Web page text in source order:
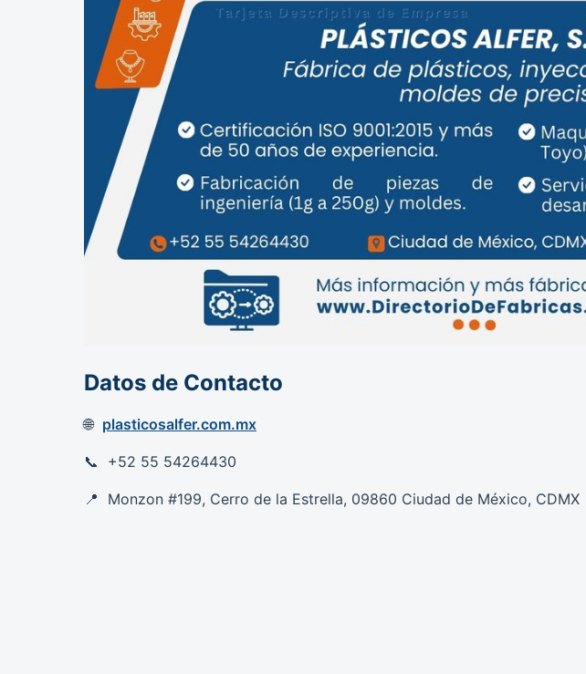
Datos de Contacto
plasticosalfer.com.mx
+52 55 54264430
Monzon #199, Cerro de la Estrella, 09860 Ciudad de México, CDMX